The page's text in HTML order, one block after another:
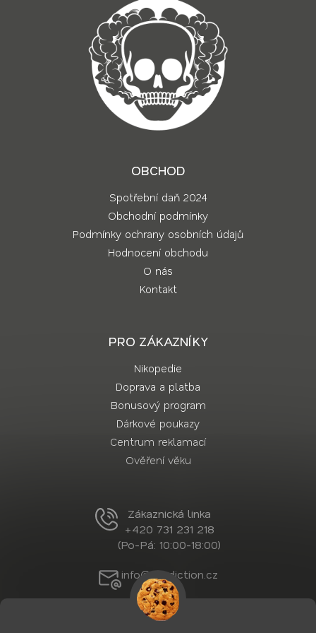
OBCHOD
Spotřební daň 2024
Obchodní podmínky
Podmínky ochrany osobních údajů
Hodnocení obchodu
O nás
Kontakt
PRO ZÁKAZNÍKY
Nikopedie
Doprava a platba
Bonusový program
Dárkové poukazy
Centrum reklamací
Ověření věku
Zákaznická linka
+420 731 231 218
(Po-Pá: 10:00-18:00)
info@nordiction.cz